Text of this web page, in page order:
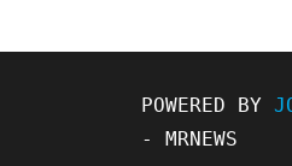
POWERED BY
- MRNEWS